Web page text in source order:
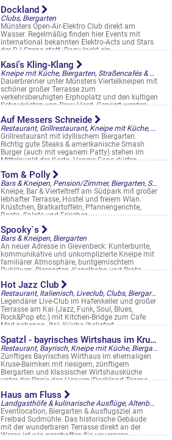
Limbergen 9, Dülmen-Buldern
Dockland
Clubs, Biergarten
Münsters Open-Air-Elektro Club direkt am
Wasser. Regelmäßig finden hier Events mit
international bekannten Elektro-Acts und Stars
der DJ-Szene statt. Dazu lockt ein ...
Hawerkamp 29a, Stadthafen 2
Kasi's Kling-Klang
Kneipe mit Küche, Biergarten, Straßencafés & Boulevardterrassen
Dauerbrenner unter Münsters Viertelkneipen mit
schöner großer Terrasse zum
verkehrsberuhigten Erphoplatz und den kultigen
Schaukästen von Roxy Hard. Serviert werden ...
Auf Messers Schneide
Restaurant, Grillrestaurant, Kneipe mit Küche, Biergarten, Restaurantgärten & -Terrassen
Grillrestaurant mit idyllischem Biergarten.
Richtig gute Steaks & amerikanische Smash
Burger (auch mit veganem Patty) stehen im
Mittelpunkt der Karte. Veggie-Fans dürfen ...
Neubrückenstraße 50
Tom & Polly
Bars & Kneipen, Pension/Zimmer, Biergarten, Straßencafés & Boulevardterrassen
Kneipe, Bar & Vierteltreff am Südpark mit großer
lebhafter Terrasse, Hostel und freiem Wlan.
Krüstchen, Bratkartoffeln, Pfannengerichte,
Pasta, Salate und Frisches ...
Hammer Straße 67
Spooky`s
Bars & Kneipen, Biergarten
An neuer Adresse in Gievenbeck: Kunterbunte,
kommunikative und unkomplizierte Kneipe mit
familiärer Atmosphäre, buntgemischtem
Publikum, Biergarten, Kegelbahn und Brotz ...
Horstmarer Landweg 101
Hot Jazz Club
Restaurant, Italienisch, Liveclub, Clubs, Biergarten, Restaurantgärten & -Terrassen
Legendärer Live-Club im Hafenkeller und großer
Terrasse am Kai (Jazz, Funk, Soul, Blues,
Rock&Pop etc.) mit Kitchen-Bridge zum Cafe
Med nebenan. Ital. Küche (beliefert ...
Spatzl - bayrisches Wirtshaus im Kruse-Baimken
Restaurant, Bayrisch, Kneipe mit Küche, Biergarten
Zünftiges Bayrisches Wirthaus im ehemaligen
Kruse-Baimken mit riesigem, zünftigem
Biergarten und klassischer Wirtshausküche
unter der Regie des Heaven/Dockland-Teams ...
Am Stadtgraben 52
Haus am Fluss
Landgasthöfe & kulinarische Ausflüge, Altenberge, Saal & Eventlocation, Biergarten
Eventlocation, Biergarten & Ausflugsziel am
Freibad Sudmühle. Das historische Gebäude
mit der wunderbaren Terrasse direkt an der
Werse ist wie geschaffen für unvergess ...